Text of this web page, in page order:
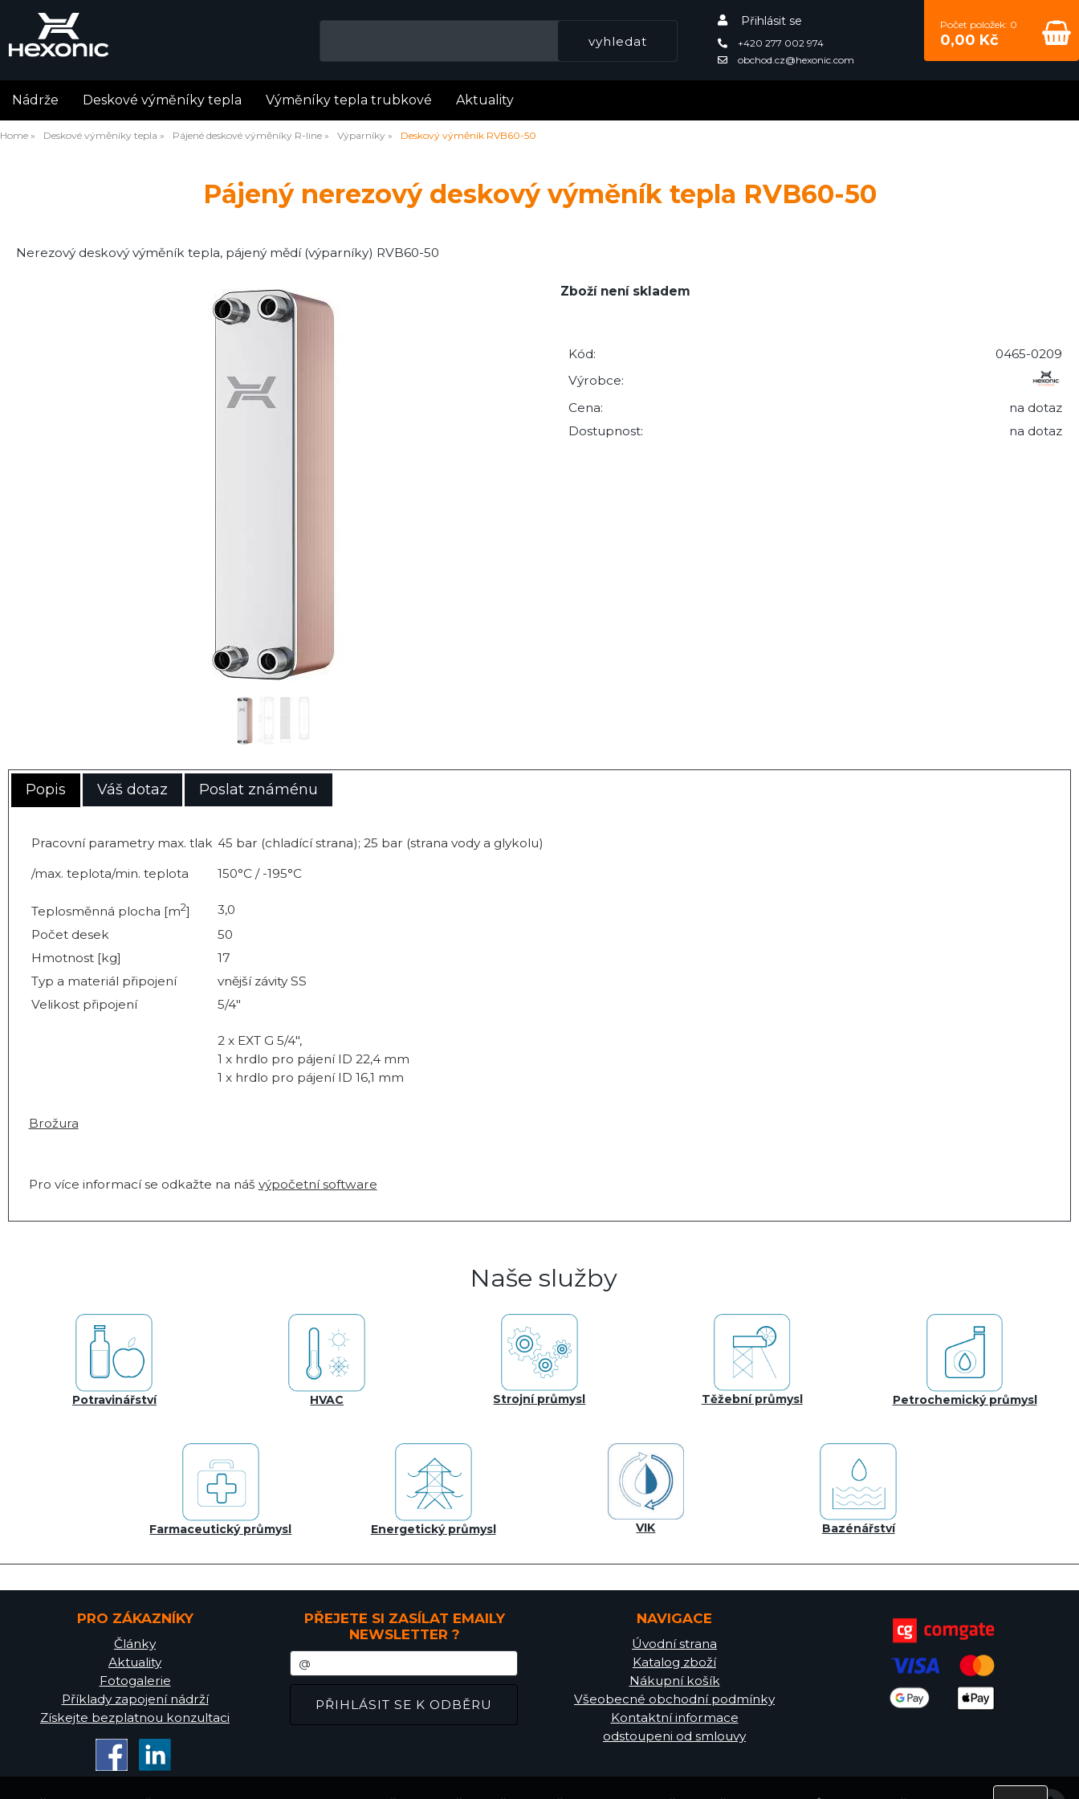
+420 277 002 974
obchod.cz@hexonic.com
Přihlásit se Počet položek: 0
0,00 Kč
Nádrže Deskové výměníky tepla Výměníky tepla trubkové Aktuality
Home Deskové výměníky tepla Pájené deskové výměníky R-line Výparníky Deskový výměník RVB60-50
Pájený nerezový deskový výměník tepla RVB60-50
Nerezový deskový výměník tepla, pájený mědí (výparníky) RVB60-50
Zboží není skladem
Kód:
0465-0209
Výrobce:
Cena:
na dotaz
Dostupnost:
na dotaz
Popis Váš dotaz Poslat známénu
Pracovní parametry max. tlak
/max. teplota/min. teplota
45 bar (chladící strana); 25 bar (strana vody a glykolu)
150°C / -195°C
Teplosměnná plocha [m2]
3,0
Počet desek
50
Hmotnost [kg]
17
Typ a materiál připojení
vnější závity SS
Velikost připojení
5/4"
2 x EXT G 5/4",
1 x hrdlo pro pájení ID 22,4 mm
1 x hrdlo pro pájení ID 16,1 mm
Brožura
Pro více informací se odkažte na náš výpočetní software
Naše služby
Potravinářství HVAC Strojní průmysl Těžební průmysl Petrochemický průmysl
Farmaceutický průmysl Energetický průmysl VIK Bazénářství
PRO ZÁKAZNÍKY
Články
Aktuality
Fotogalerie
Příklady zapojení nádrží
Získejte bezplatnou konzultaci
PŘEJETE SI ZASÍLAT EMAILY
NEWSLETTER ?
NAVIGACE
Úvodní strana
Katalog zboží
Nákupní košík
Všeobecné obchodní podmínky
Kontaktní informace
odstoupeni od smlouvy